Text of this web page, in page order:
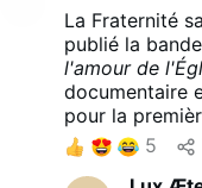
Parece evitar
eclesiástica.
La Fraternité
publié la
l'amour de
documentaire
pour la
dimanches.
générale de la
5